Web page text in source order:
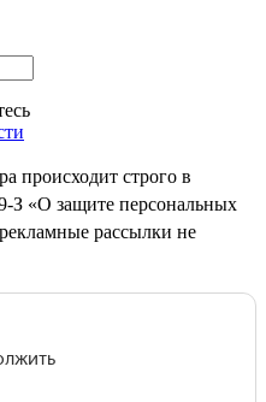
происходит строго в
З «О защите персональных
рассылки не